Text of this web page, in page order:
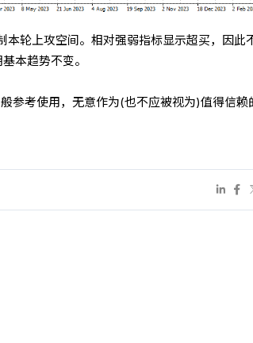
轮上攻空间。相对强弱指标显示超买，因此
本趋势不变。
参考使用，无意作为(也不应被视为)值得信赖